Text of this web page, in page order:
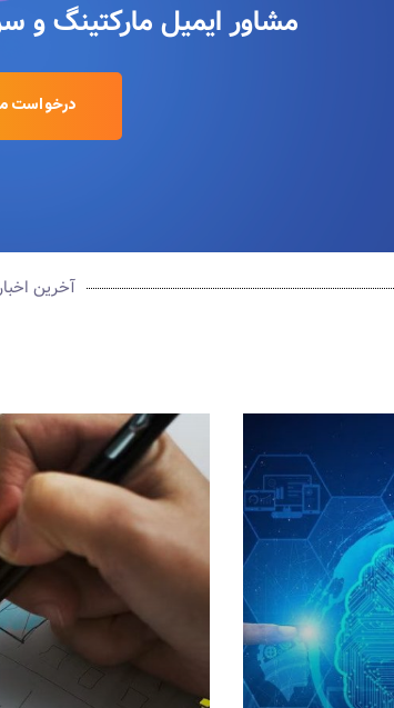
مشاور ایمیل مارکتینگ و
درخواست
آخرین